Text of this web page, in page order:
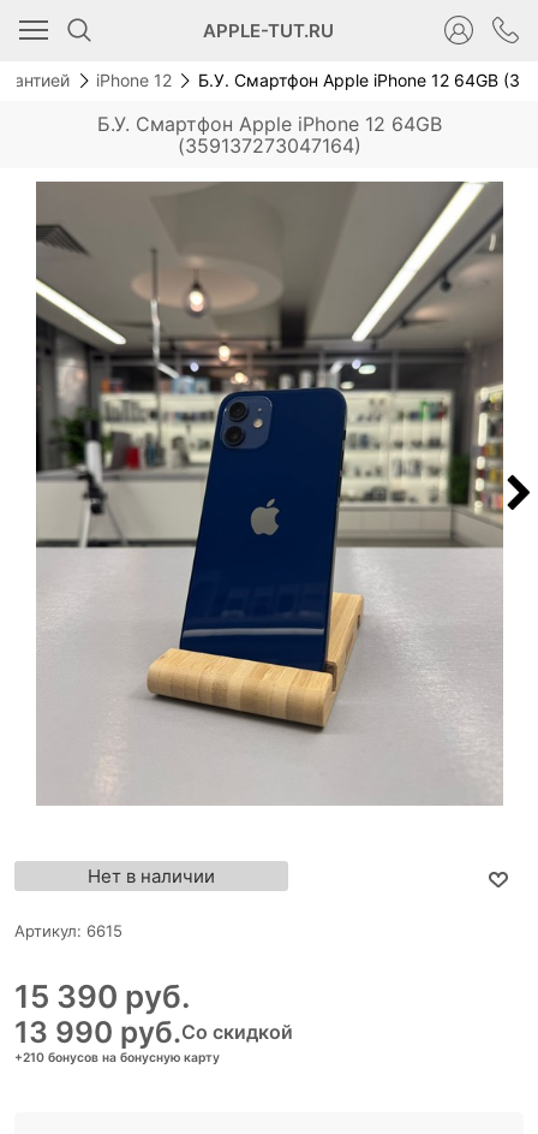
APPLE-TUT.RU
iPhone 12 Б.У. Смартфон Apple iPhone 12 64GB
Б.У. Смартфон Apple iPhone 12 64GB
(359137273047164)
Новинка
Нет в наличии
Артикул: 6615
13 990 руб.
+210 бонусов на бонусную карту
Со скидкой
15 390 руб.